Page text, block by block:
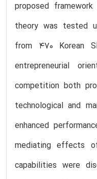
proposed
theory was tested
from 470 Korean
entrepreneurial
competition both
technological and
enhanced
mediating effects
capabilities were